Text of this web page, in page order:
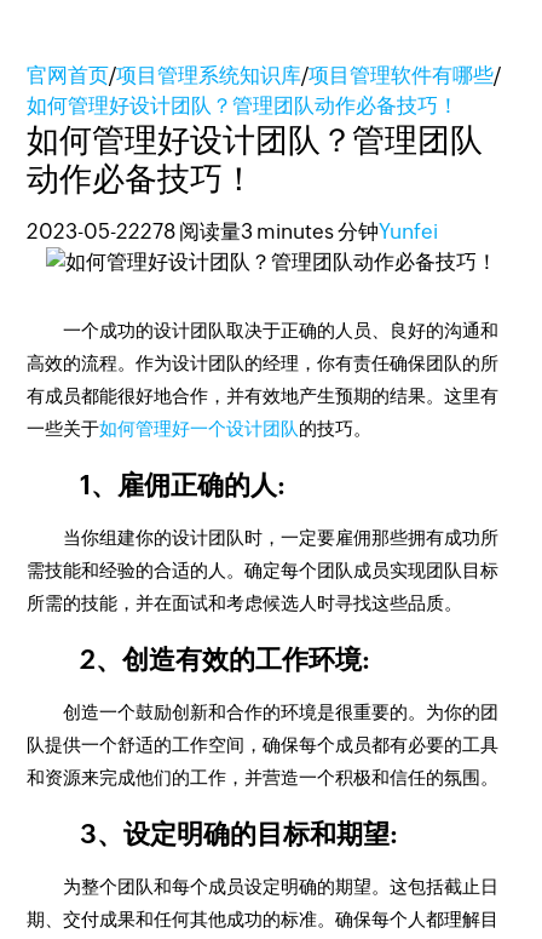
官网首页/项目管理系统知识库/项目管理软件有哪些/
如何管理好设计团队？管理团队动作必备技巧！
如何管理好设计团队？管理团队
动作必备技巧！
2023-05-22278 阅读量3 minutes 分钟Yunfei
一个成功的设计团队取决于正确的人员、良好的沟通和
高效的流程。作为设计团队的经理，你有责任确保团队的所
有成员都能很好地合作，并有效地产生预期的结果。这里有
一些关于如何管理好一个设计团队的技巧。
1、雇佣正确的人:
当你组建你的设计团队时，一定要雇佣那些拥有成功所
需技能和经验的合适的人。确定每个团队成员实现团队目标
所需的技能，并在面试和考虑候选人时寻找这些品质。
2、创造有效的工作环境:
创造一个鼓励创新和合作的环境是很重要的。为你的团
队提供一个舒适的工作空间，确保每个成员都有必要的工具
和资源来完成他们的工作，并营造一个积极和信任的氛围。
3、设定明确的目标和期望:
为整个团队和每个成员设定明确的期望。这包括截止日
期、交付成果和任何其他成功的标准。确保每个人都理解目